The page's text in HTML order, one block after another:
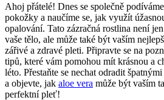
Ahoj ‍přátelé! Dnes se společně
⁤pokožky a naučíme se, jak využít
opalování. Tato zázračná rostlina není
vaše tělo, ale může také být‌ vaším
zářivé a zdravé pleti. Připravte se na
tipů, které vám pomohou mít krásnou ‍a
léto. Přestaňte se nechat odradit
a objevte, jak aloe vera může ⁤být vaším⁤
perfektní pleť!